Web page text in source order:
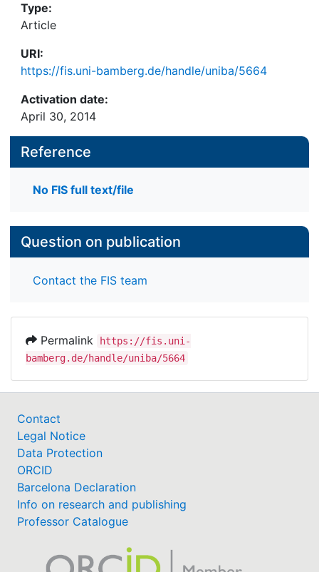
Type:
Article
URI:
https://fis.uni-bamberg.de/handle/uniba/5664
Activation date:
April 30, 2014
Reference
No FIS full text/file
Question on publication
Contact the FIS team
Permalink
https://fis.uni-
bamberg.de/handle/uniba/5664
Contact
Legal Notice
Data Protection
ORCID
Barcelona Declaration
Info on research and publishing
Professor Catalogue